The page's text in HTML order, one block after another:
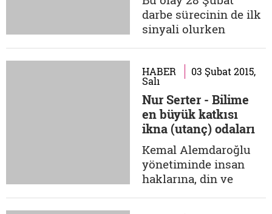
kabul görmesine
zemin oluşturacak
çalışmalara hizmet
etmektedir....
darbe sürecinin de ilk
sinyali olurken
şeriat ve laiklik
minvalli açıklamaları
da fişekledi. Orduda ve
bürokrasideki birçok
insanı inançları ya da
eşlerinin başörtüleri
dolayısıyla fişleyen ve
işlerini ve...
HABER 03 Şubat 2015,
Salı
Nur Serter - Bilime
en büyük katkısı
ikna (utanç) odaları
oldu
Kemal Alemdaroğlu
yönetiminde insan
haklarına, din ve